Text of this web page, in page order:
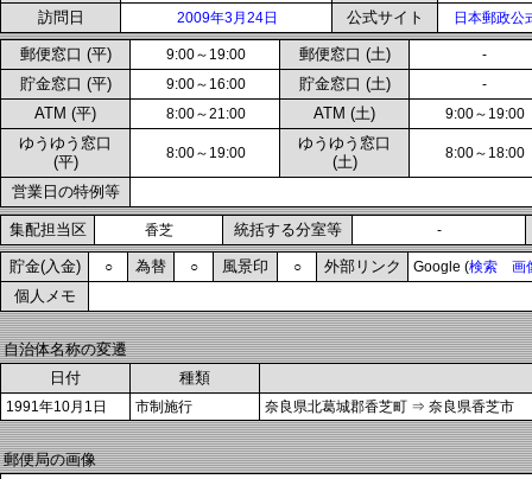
訪問日 2009年3月24日 公式サイト 日本郵政公
郵便窓口 (平) 9:00～19:00 郵便窓口 (土) -
貯金窓口 (平) 9:00～16:00 貯金窓口 (土) -
ATM (平) 8:00～21:00 ATM (土) 9:00～19:00
ゆうゆう窓口
(平)
8:00～19:00
ゆうゆう窓口
(土)
8:00～18:00
営業日の特例等
集配担当区 香芝 統括する分室等 -
貯金(入金) ○ 為替 ○ 風景印 ○ 外部リンク Google (検索 画
個人メモ
自治体名称の変遷
日付
種類
1991年10月1日 市制施行 奈良県北葛城郡香芝町 ⇒ 奈良県香芝市
郵便局の画像